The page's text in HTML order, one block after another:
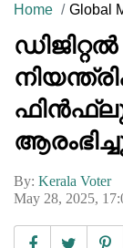
Home Global
By: Kerala Voter
May 28, 2025,